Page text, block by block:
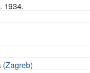
1934.
(Zagreb)